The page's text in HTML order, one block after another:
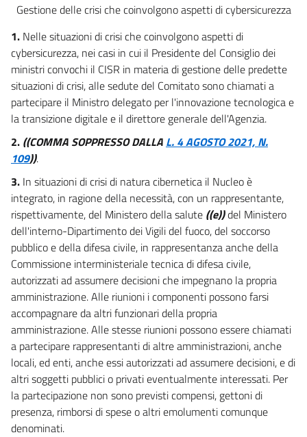
Gestione delle crisi che coinvolgono aspetti di cybersicurezza
1. Nelle situazioni di crisi che coinvolgono aspetti di
cybersicurezza, nei casi in cui il Presidente del Consiglio dei
ministri convochi il CISR in materia di gestione delle predette
situazioni di crisi, alle sedute del Comitato sono chiamati a
partecipare il Ministro delegato per l'innovazione tecnologica e
la transizione digitale e il direttore generale dell'Agenzia.
2. ((COMMA SOPPRESSO DALLA L. 4 AGOSTO 2021, N.
109)).
3. In situazioni di crisi di natura cibernetica il Nucleo è
integrato, in ragione della necessità, con un rappresentante,
rispettivamente, del Ministero della salute ((e))del Ministero
dell'interno-Dipartimento dei Vigili del fuoco, del soccorso
pubblico e della difesa civile, in rappresentanza anche della
Commissione interministeriale tecnica di difesa civile,
autorizzati ad assumere decisioni che impegnano la propria
amministrazione. Alle riunioni i componenti possono farsi
accompagnare da altri funzionari della propria
amministrazione. Alle stesse riunioni possono essere chiamati
a partecipare rappresentanti di altre amministrazioni, anche
locali, ed enti, anche essi autorizzati ad assumere decisioni, e di
altri soggetti pubblici o privati eventualmente interessati. Per
la partecipazione non sono previsti compensi, gettoni di
presenza, rimborsi di spese o altri emolumenti comunque
denominati.